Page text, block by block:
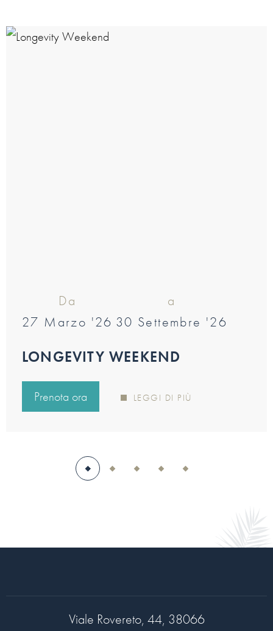
Da
27 Marzo '26
a
30 Settembre '26
LONGEVITY WEEKEND
Prenota ora LEGGI DI PIÙ
Viale Rovereto, 44, 38066